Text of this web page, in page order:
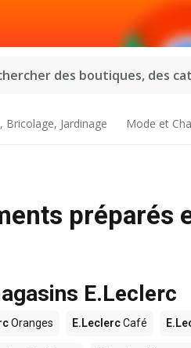
des boutiques, des
Bricolage, Jardinage Mode et
préparés
E.Leclerc
Oranges E.LeclercCafé